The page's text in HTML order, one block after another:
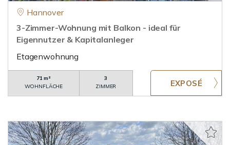
Hannover
3-Zimmer-Wohnung mit Balkon - ideal für
Eigennutzer & Kapitalanleger
Etagenwohnung
71 m²
WOHNFLÄCHE
3
ZIMMER